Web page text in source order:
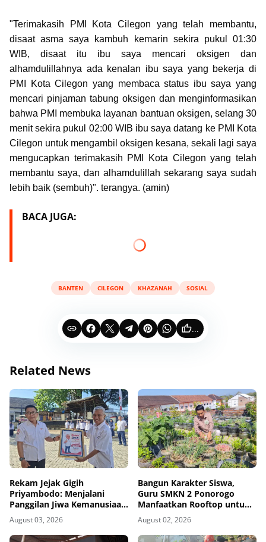
"Terimakasih PMI Kota Cilegon yang telah membantu,
disaat asma saya kambuh kemarin sekira pukul 01:30
WIB, disaat itu ibu saya mencari oksigen dan
alhamdulillahnya ada kenalan ibu saya yang bekerja di
PMI Kota Cilegon yang membaca status ibu saya yang
mencari pinjaman tabung oksigen dan menginformasikan
bahwa PMI membuka layanan bantuan oksigen, selang 30
menit sekira pukul 02:00 WIB ibu saya datang ke PMI Kota
Cilegon untuk mengambil oksigen kesana, sekali lagi saya
mengucapkan terimakasih PMI Kota Cilegon yang telah
membantu saya, dan alhamdulillah sekarang saya sudah
lebih baik (sembuh)". terangya. (amin)
BACA JUGA:
BANTEN CILEGON KHAZANAH SOSIAL
...
Related News
Rekam Jejak Gigih
Priyambodo: Menjalani
Panggilan Jiwa Kemanusiaan
dari Bangku Sekolah hingga
Purna Tugas di PMI
August 03, 2026
Bangun Karakter Siswa,
Guru SMKN 2 Ponorogo
Manfaatkan Rooftop untuk
Ketahanan Pangan
August 02, 2026